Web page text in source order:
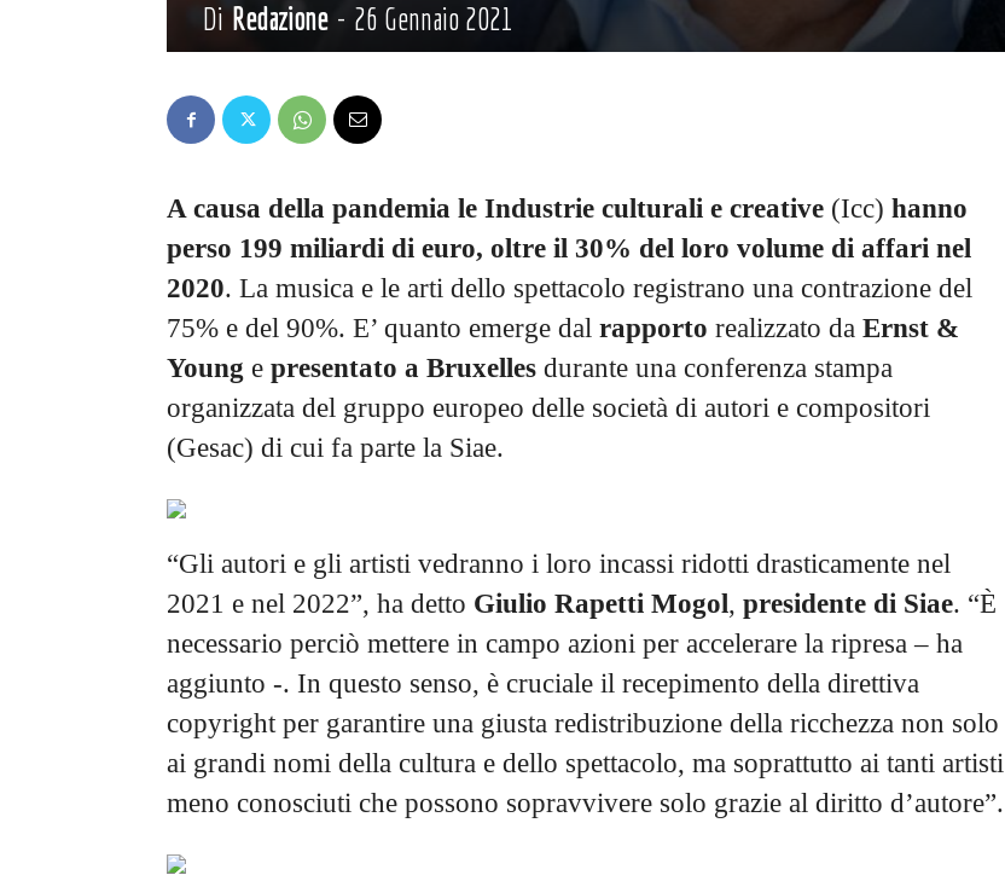
Di Redazione - 26 Gennaio 2021
A causa della pandemia le Industrie culturali e creative (Icc) hanno
perso 199 miliardi di euro, oltre il 30% del loro volume di affari nel
2020. La musica e le arti dello spettacolo registrano una contrazione del
75% e del 90%. E’ quanto emerge dal rapporto realizzato da Ernst &
Young e presentato a Bruxelles durante una conferenza stampa
organizzata del gruppo europeo delle società di autori e compositori
(Gesac) di cui fa parte la Siae.
“Gli autori e gli artisti vedranno i loro incassi ridotti drasticamente nel
2021 e nel 2022”, ha detto Giulio Rapetti Mogol, presidente di Siae. “È
necessario perciò mettere in campo azioni per accelerare la ripresa – ha
aggiunto -. In questo senso, è cruciale il recepimento della direttiva
copyright per garantire una giusta redistribuzione della ricchezza non solo
ai grandi nomi della cultura e dello spettacolo, ma soprattutto ai tanti artisti
meno conosciuti che possono sopravvivere solo grazie al diritto d’autore”.